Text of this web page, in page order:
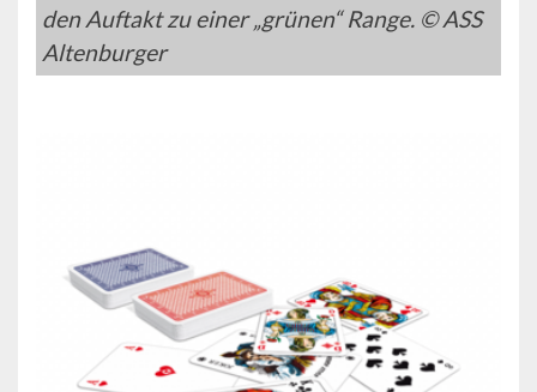
den Auftakt zu einer „grünen“ Range. © ASS
Altenburger